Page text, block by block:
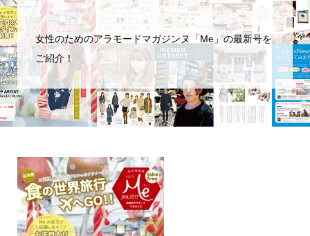
女性のためのアラモードマガジンヌ「Me」の最新号を
ご紹介！